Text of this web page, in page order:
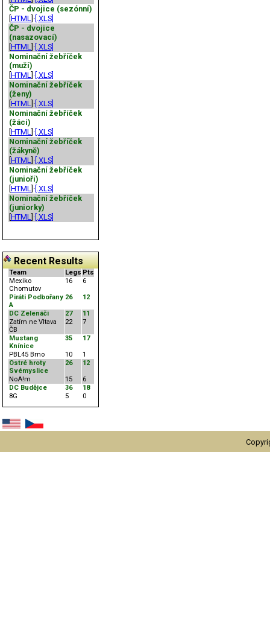
ČP - dvojice (sezónní)
HTML ]· [.XLS]
ČP - dvojice
(nasazovací)
HTML ]· [.XLS]
Nominační žebříček
(muži)
HTML ]· [.XLS]
Nominační žebříček
(ženy)
HTML ]· [.XLS]
Nominační žebříček
(žáci)
HTML ]· [.XLS]
Nominační žebříček
(žákyně)
HTML ]· [.XLS]
Nominační žebříček
(junioři)
HTML ]· [.XLS]
Nominační žebříček
(juniorky)
HTML ]· [.XLS]
Recent Results
Team Legs Pts
Mexiko
Chomutov
16 6
Piráti Podbořany
A
26 12
DC Zelenáči 27
11
Zatím ne Vltava
ČB
22 7
Mustang
Knínice
35 17
PBL45 Brno 10
1
Ostré hroty
Svémyslice
26 12
NoA!m 15
6
DC Budějce
36
18
8G
5 0